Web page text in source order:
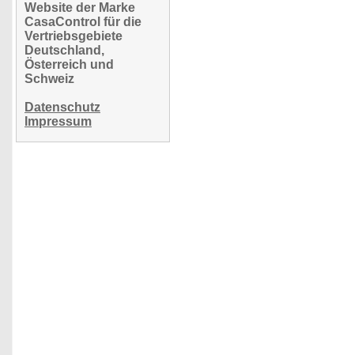
Website der Marke
CasaControl für die
Vertriebsgebiete
Deutschland,
Österreich und
Schweiz
Datenschutz
Impressum